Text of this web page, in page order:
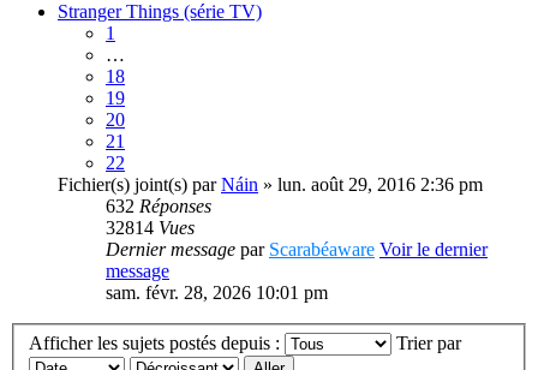
Stranger Things (série TV)
1
…
18
19
20
21
22
Fichier(s) joint(s) parNáin » lun. août 29, 2016 2:36 pm
632 Réponses
32814 Vues
Dernier message par Scarabéaware Voir le dernier
message
sam. févr. 28, 2026 10:01 pm
Afficher les sujets postés depuis : Trier par